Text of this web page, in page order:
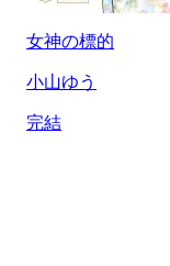
女神の標的
小山ゆう
完結